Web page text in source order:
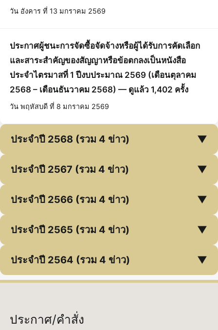
วัน อังคาร ที่ 13 มกราคม 2569
ประกาศผู้ชนะการจัดซื้อจัดจ้างหรือผู้ได้รับการคัดเลือก
และสาระสำคัญของสัญญาหรือข้อตกลงเป็นหนังสือ
ประจำไตรมาสที่ 1 ปีงบประมาณ 2569 (เดือนตุลาคม
2568 – เดือนธันวาคม 2568) — ดูแล้ว 1,402 ครั้ง
วัน พฤหัสบดี ที่ 8 มกราคม 2569
ประจำปี 2568 (รวม 4 ข่าว) ▼
ประจำปี 2567 (รวม 4 ข่าว) ▼
ประจำปี 2566 (รวม 4 ข่าว) ▼
ประจำปี 2565 (รวม 4 ข่าว) ▼
ประจำปี 2564 (รวม 4 ข่าว) ▼
ประกาศ/คำสั่ง